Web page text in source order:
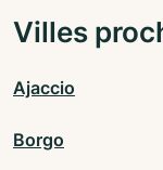
Villes
Ajaccio
Borgo